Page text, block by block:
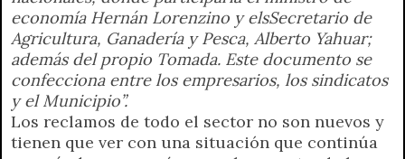
economía Hernán Lorenzino y elsSecretario de
Agricultura, Ganadería y Pesca, Alberto Yahuar;
además del propio Tomada. Este documento se
confecciona entre los empresarios, los sindicatos
y el Municipio”.
Los reclamos de todo el sector no son nuevos y
tienen que ver con una situación que continúa